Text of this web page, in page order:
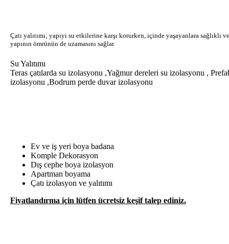
Çatı yalıtımı; yapıyı su etkilerine karşı korurken, içinde yaşayanlara sağlıklı
yapının ömrünün de uzamasını sağlar.
Su Yalıtımı
Teras çatılarda su izolasyonu ,Yağmur dereleri su izolasyonu ,
izolasyonu ,Bodrum perde duvar izolasyonu
Ev ve iş yeri boya badana
Komple Dekorasyon
Dış cephe boya izolasyon
Apartman boyama
Çatı izolasyon ve yalıtımı
Fiyatlandırma için lütfen ücretsiz keşif talep ediniz.